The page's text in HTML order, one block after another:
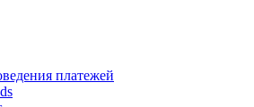
платежей